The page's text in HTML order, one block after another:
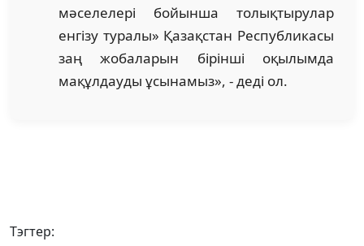
мәселелері бойынша толықтырулар
енгізу туралы» Қазақстан Республикасы
заң жобаларын бірінші оқылымда
мақұлдауды ұсынамыз», - деді ол.
Тэгтер: